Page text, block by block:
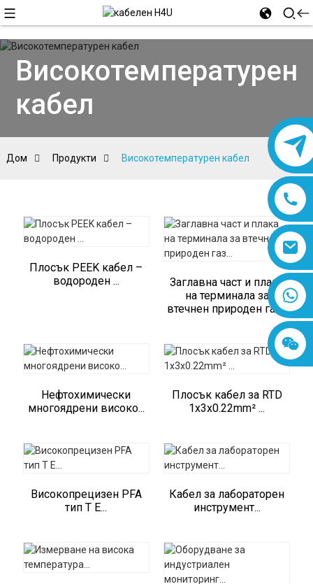
Високотемпературен
кабел
Дом Продукти Високотемпературен кабел
Плосък PEEK кабел –
водороден ...
Заглавна част и плака
на терминала за
втечнен природен газ...
Нефтохимически
многоядрени високо...
Плосък кабел за RTD
1x3x0.22mm² ...
Високопрецизен PFA
тип T E...
Кабел за лабораторен
инструмент...